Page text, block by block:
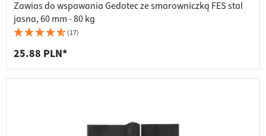
Zawias do wspawania Gedotec ze smarowniczką FES stal
jasna, 60 mm - 80 kg
(17)
25.88 PLN*